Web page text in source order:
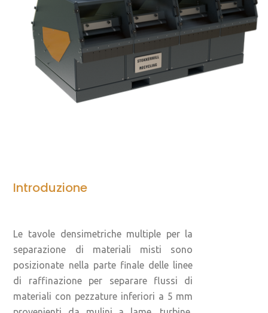
Introduzione
Le tavole densimetriche multiple per la
separazione di materiali misti sono
posizionate nella parte finale delle linee
di raffinazione per separare flussi di
materiali con pezzature inferiori a 5 mm